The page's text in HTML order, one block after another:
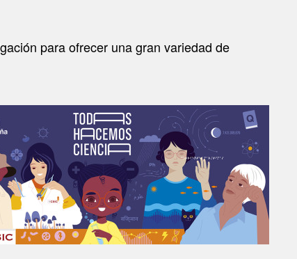
para ofrecer una gran variedad de